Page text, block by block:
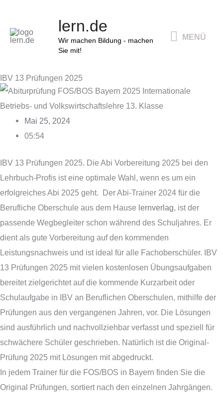
springen
lern.de
Wir machen Bildung - machen
Sie mit!
MENÜ
IBV 13 Prüfungen 2025
Mai 25, 2024
05:54
IBV 13 Prüfungen 2025. Die Abi Vorbereitung 2025 bei den
Lehrbuch-Profis ist eine optimale Wahl, wenn es um ein
erfolgreiches Abi 2025 geht. Der Abi-Trainer 2024 für die
Berufliche Oberschule aus dem Hause lernverlag, ist der
passende Wegbegleiter schon während des Schuljahres. Er
dient als gute Vorbereitung auf den kommenden
Leistungsnachweis und ist ideal für alle Fachoberschüler. IBV
13 Prüfungen 2025 mit vielen kostenlosen Übungsaufgaben
bereitet zielgerichtet auf die kommende Kurzarbeit oder
Schulaufgabe in IBV an Beruflichen Oberschulen, mithilfe der
Prüfungen aus den vergangenen Jahren, vor. Die Lösungen
sind ausführlich und nachvollziehbar verfasst und speziell für
schwächere Schüler geschrieben. Natürlich ist die Original-
Prüfung 2025 mit Lösungen mit abgedruckt.
In jedem Trainer für die FOS/BOS in Bayern finden Sie die
Original Prüfungen, sortiert nach den einzelnen Jahrgängen.